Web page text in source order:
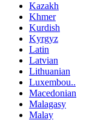
Kazakh
Khmer
Kurdish
Kyrgyz
Latin
Latvian
Lithuanian
Luxembou..
Macedonian
Malagasy
Malay